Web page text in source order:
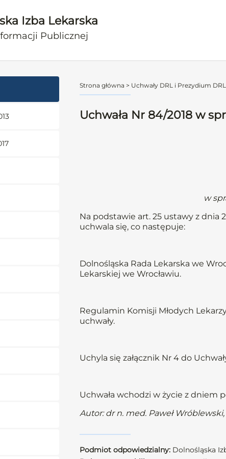
Izba Lekarska
Publicznej
Strona główna > Uchwały DRL i Prezydium DRL
Uchwała Nr 84/2018 w
w
Na podstawie art. 25 ustawy z dnia
uchwala się, co następuje:
Dolnośląska Rada Lekarska we
Lekarskiej we Wrocławiu.
Regulamin Komisji Młodych
uchwały.
Uchyla się załącznik Nr 4 do
Uchwała wchodzi w życie z dniem
Autor: dr n. med. Paweł
Podmiot odpowiedzialny: Dolnośląska